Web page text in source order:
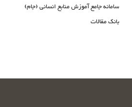
سامانه جامع آموزش منابع انسانی (جام)
بانک مقالات